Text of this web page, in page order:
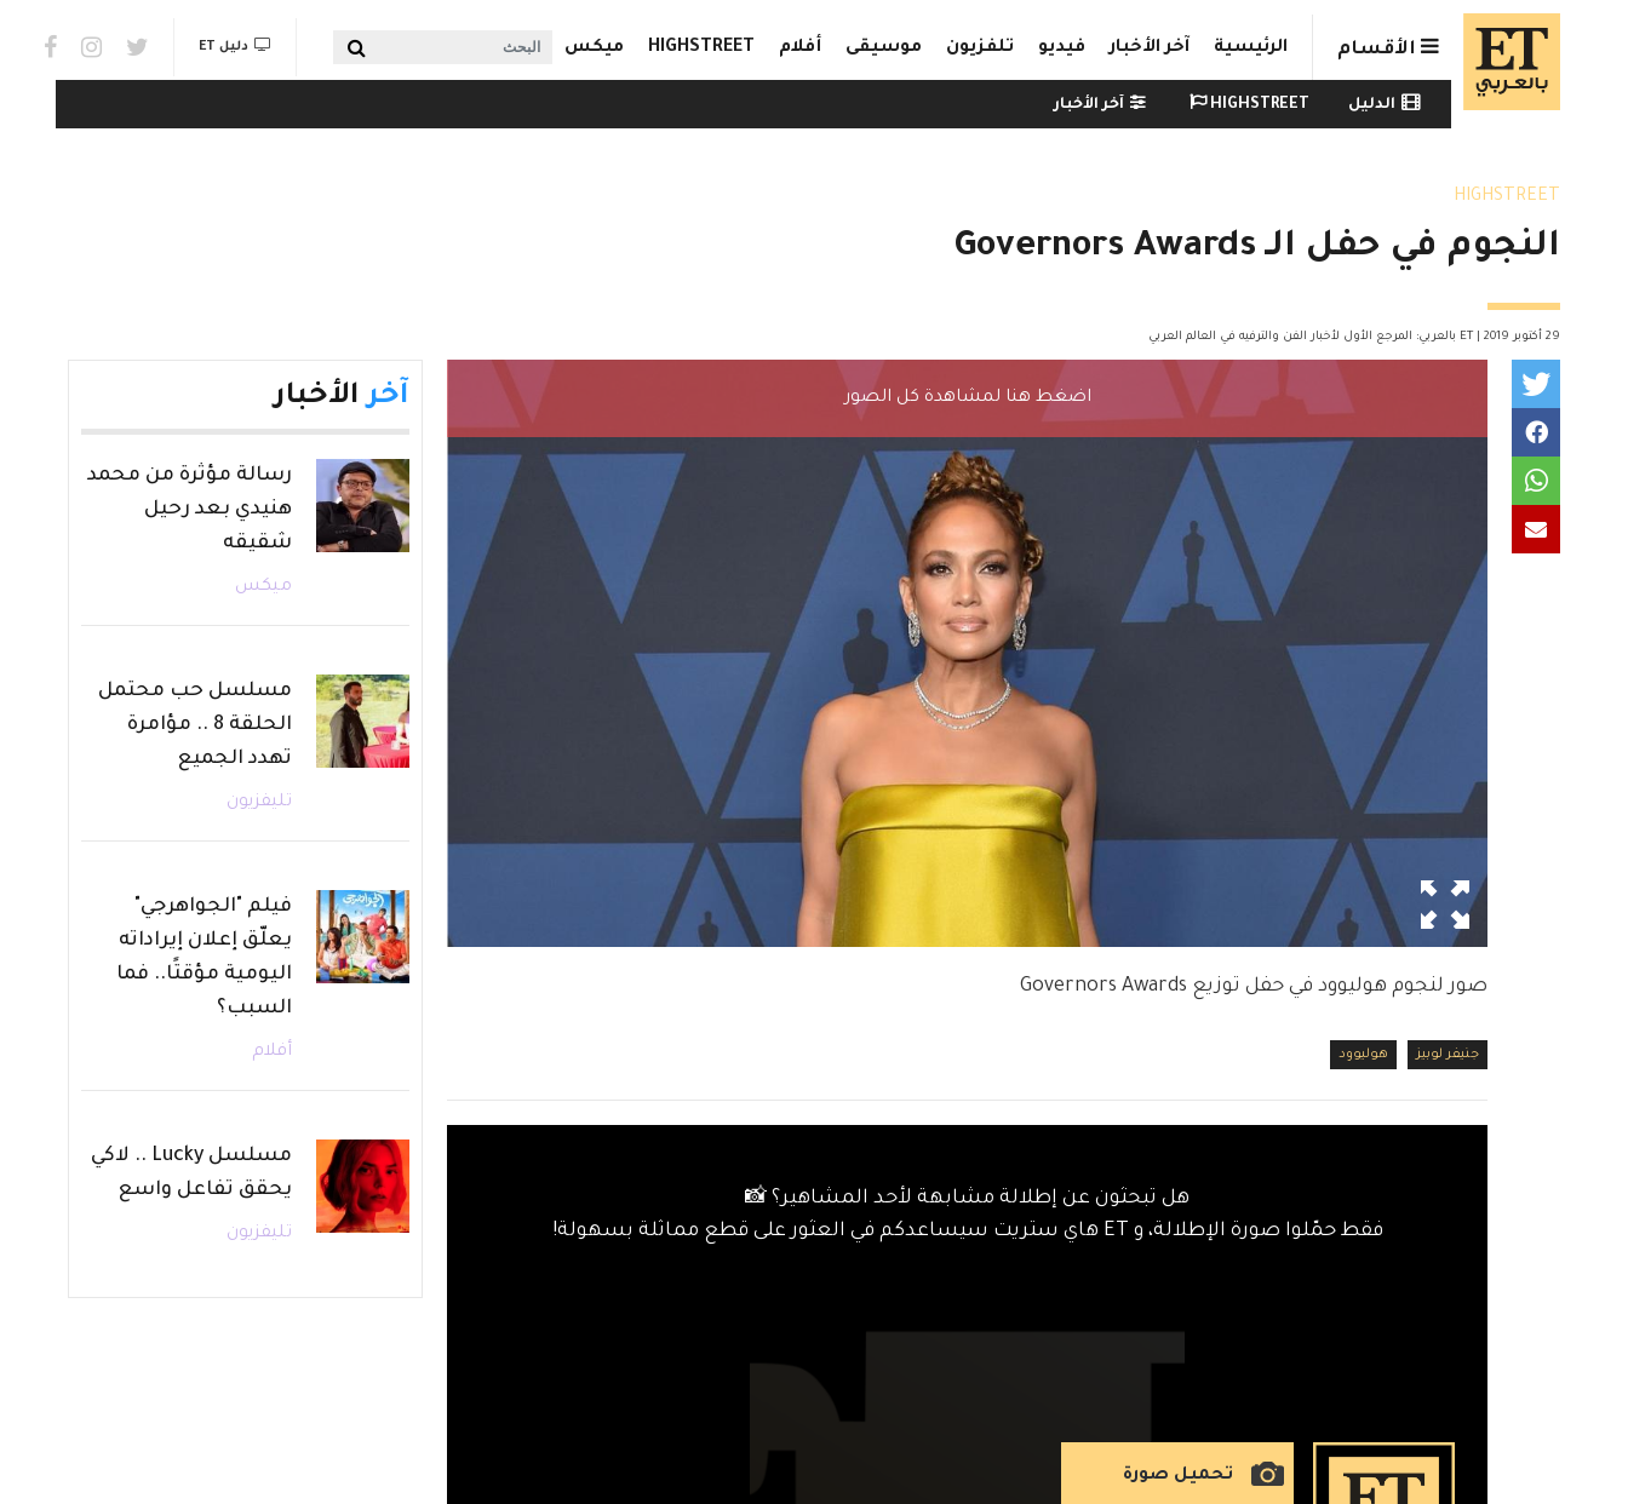
Skip to main content
الأقسام الرئيسية آخر الأخبار فيديو تلفزيون موسيقى أفلام HIGHSTREET ميكس البحث links & Watch
دليل ET
Watch menu
الدليل HIGHSTREET آخر الأخبار
HIGHSTREET
النجوم في حفل الـ Governors Awards
29 أكتوبر 2019 | ET بالعربي: المرجع الأول لأخبار الفن والترفيه في العالم العربي
صور لنجوم هوليوود في حفل توزيع Governors Awards
جنيفر لوبيز هوليوود
هل تبحثون عن إطلالة مشابهة لأحد المشاهير؟ 📸
فقط حمّلوا صورة الإطلالة، و ET هاي ستريت سيساعدكم في العثور على قطع مماثلة بسهولة!
تحميل صورة
آخر الأخبار
رسالة مؤثرة من محمد
هنيدي بعد رحيل
شقيقه
ميكس
مسلسل حب محتمل
الحلقة 8 .. مؤامرة
تهدد الجميع
تليفزيون
فيلم "الجواهرجي"
يعلّق إعلان إيراداته
اليومية مؤقتًا.. فما
السبب؟
أفلام
مسلسل Lucky .. لاكي
يحقق تفاعل واسع
تليفزيون